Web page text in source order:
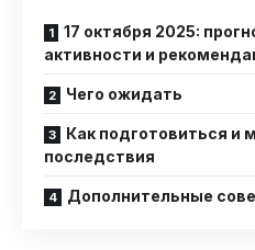
17 октября 2025:
активности и
Чего ожидать
Как подготовиться и
последствия
Дополнительные